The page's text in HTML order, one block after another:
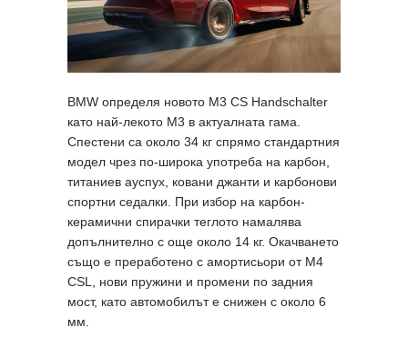
BMW определя новото M3 CS Handschalter
като най-лекото M3 в актуалната гама.
Спестени са около 34 кг спрямо стандартния
модел чрез по-широка употреба на карбон,
титаниев ауспух, ковани джанти и карбонови
спортни седалки. При избор на карбон-
керамични спирачки теглото намалява
допълнително с още около 14 кг. Окачването
също е преработено с амортисьори от M4
CSL, нови пружини и промени по задния
мост, като автомобилът е снижен с около 6
мм.